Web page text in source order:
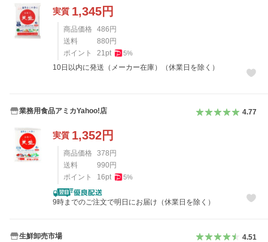
実質 1,345円
商品価格 486 円
送料
880 円
ポイント
21pt 5%
10日以内に発送（メーカー在庫）（休業日を除く）
業務用食品アミカYahoo!店 4.77
実質 1,352円
商品価格 378 円
送料
990 円
ポイント
16pt 5%
9時までのご注文で明日にお届け（休業日を除く）
生鮮卸売市場 4.51